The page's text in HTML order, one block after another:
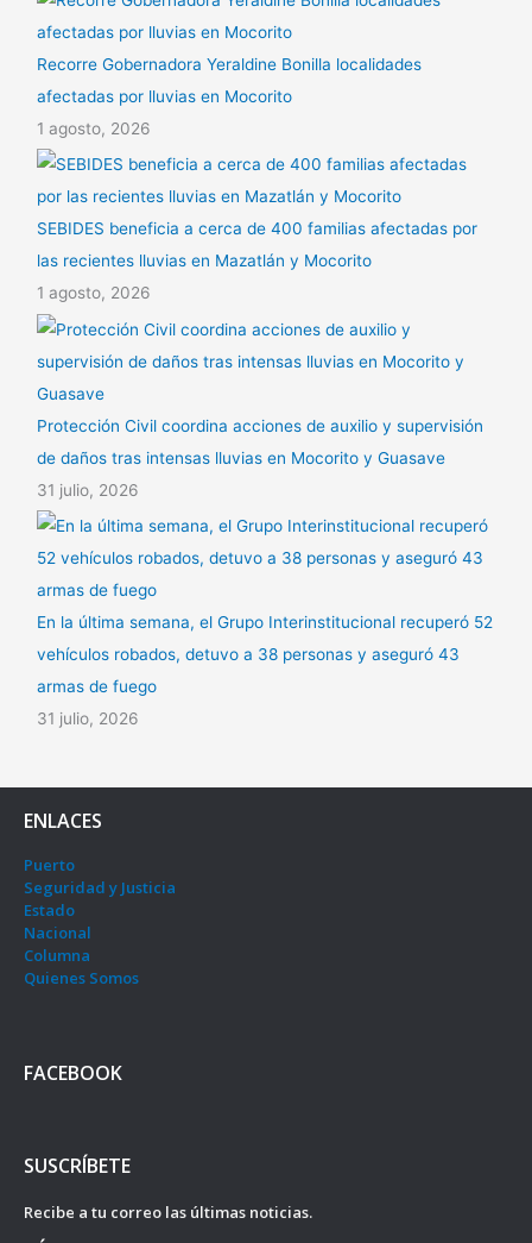
Recorre Gobernadora Yeraldine Bonilla localidades
afectadas por lluvias en Mocorito
1 agosto, 2026
SEBIDES beneficia a cerca de 400 familias afectadas por
las recientes lluvias en Mazatlán y Mocorito
1 agosto, 2026
Protección Civil coordina acciones de auxilio y supervisión
de daños tras intensas lluvias en Mocorito y Guasave
31 julio, 2026
En la última semana, el Grupo Interinstitucional recuperó 52
vehículos robados, detuvo a 38 personas y aseguró 43
armas de fuego
31 julio, 2026
ENLACES
Puerto
Seguridad y Justicia
Estado
Nacional
Columna
Quienes Somos
FACEBOOK
SUSCRÍBETE
Recibe a tu correo las últimas noticias.